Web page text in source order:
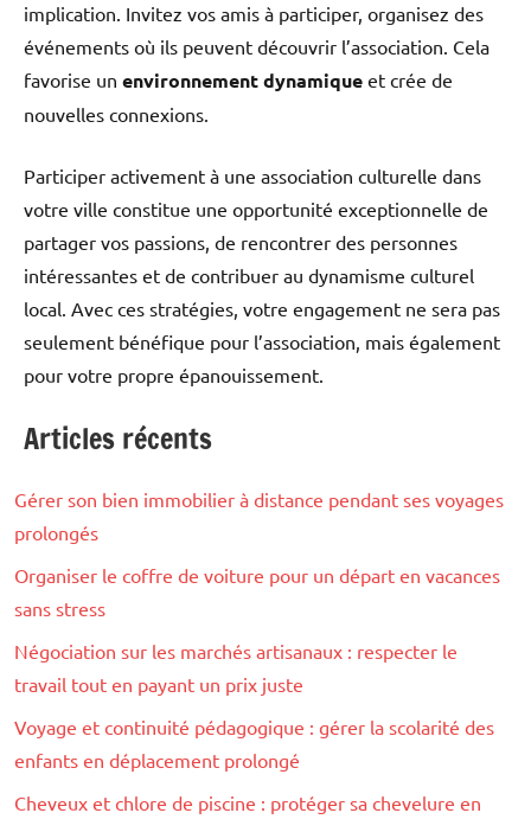
implication. Invitez vos amis à participer, organisez des
événements où ils peuvent découvrir l’association. Cela
favorise un environnement dynamique et crée de
nouvelles connexions.
Participer activement à une association culturelle dans
votre ville constitue une opportunité exceptionnelle de
partager vos passions, de rencontrer des personnes
intéressantes et de contribuer au dynamisme culturel
local. Avec ces stratégies, votre engagement ne sera pas
seulement bénéfique pour l’association, mais également
pour votre propre épanouissement.
Articles récents
Gérer son bien immobilier à distance pendant ses voyages
prolongés
Organiser le coffre de voiture pour un départ en vacances
sans stress
Négociation sur les marchés artisanaux : respecter le
travail tout en payant un prix juste
Voyage et continuité pédagogique : gérer la scolarité des
enfants en déplacement prolongé
Cheveux et chlore de piscine : protéger sa chevelure en